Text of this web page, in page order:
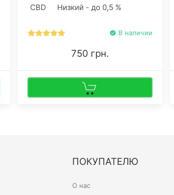
CBD Низкий - до 0,5 %
В наличии
750 грн.
ПОКУПАТЕЛЮ
О нас